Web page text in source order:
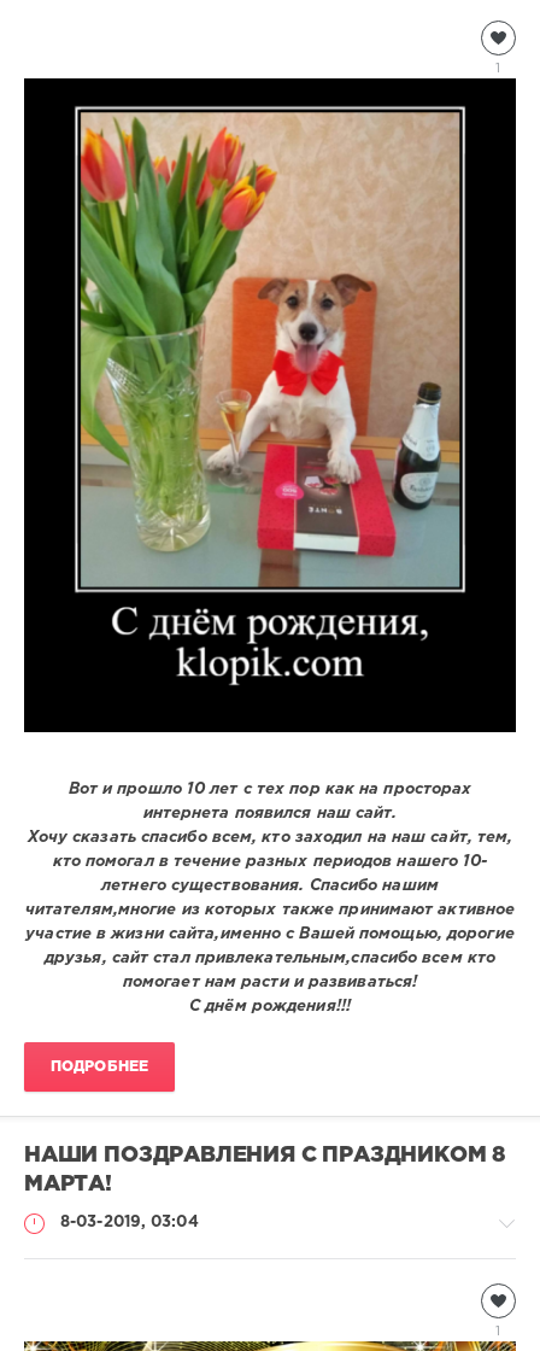
Вот и прошло 10 лет с тех пор как на просторах
интернета появился наш сайт.
Хочу сказать спасибо всем, кто заходил на наш сайт, тем,
кто помогал в течение разных периодов нашего 10-
летнего существования. Спасибо нашим
читателям,многие из которых также принимают активное
участие в жизни сайта,именно с Вашей помощью, дорогие
друзья, сайт стал привлекательным,спасибо всем кто
помогает нам расти и развиваться!
С днём рождения!!!
ПОДРОБНЕЕ
НАШИ ПОЗДРАВЛЕНИЯ С ПРАЗДНИКОМ 8
МАРТА!
8-03-2019, 03:04